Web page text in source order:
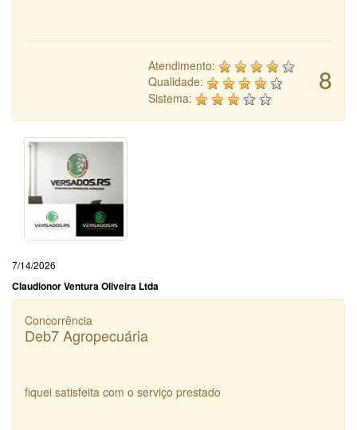
8
Atendimento:
Qualidade:
Sistema:
7/14/2026
Claudionor Ventura Oliveira Ltda
Concorrência
Deb7 Agropecuária
fiquei satisfeita com o serviço prestado